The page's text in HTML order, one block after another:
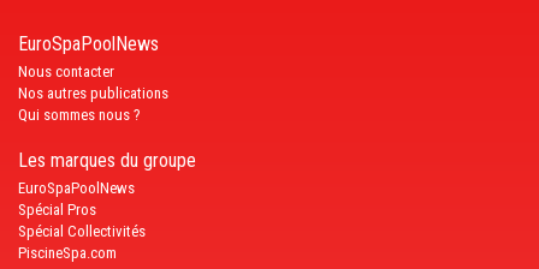
EuroSpaPoolNews
Nous contacter
Nos autres publications
Qui sommes nous ?
Les marques du groupe
EuroSpaPoolNews
Spécial Pros
Spécial Collectivités
PiscineSpa.com